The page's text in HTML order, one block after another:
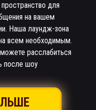
для
на вашем
Наша лаундж-зона
всем необходимым.
расслабиться
после шоу